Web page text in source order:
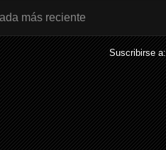
más reciente
Suscribirse a: